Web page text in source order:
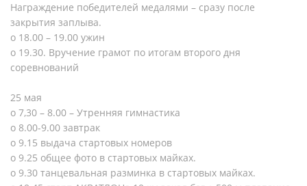
Награждение победителей медалями – сразу после
закрытия заплыва.
o 18.00 – 19.00 ужин
o 19.30. Вручение грамот по итогам второго дня
соревнований
25 мая
o 7,30 – 8.00 – Утренняя гимнастика
o 8.00-9.00 завтрак
o 9.15 выдача стартовых номеров
o 9.25 общее фото в стартовых майках.
o 9.30 танцевальная разминка в стартовых майках.